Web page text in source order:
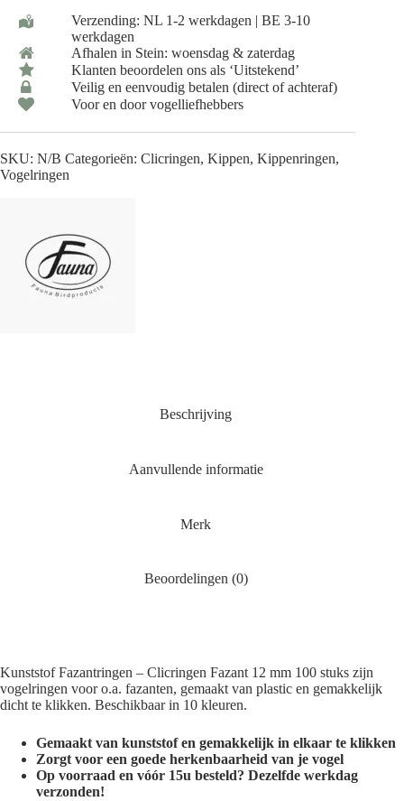
100
stuks
aantal
Verzending: NL 1-2 werkdagen | BE 3-10
werkdagen
Afhalen in Stein: woensdag & zaterdag
Klanten beoordelen ons als ‘Uitstekend’
Veilig en eenvoudig betalen (direct of achteraf)
Voor en door vogelliefhebbers
SKU: N/B Categorieën: Clicringen, Kippen, Kippenringen,
Vogelringen
Beschrijving
Aanvullende informatie
Merk
Beoordelingen (0)
Kunststof Fazantringen – Clicringen Fazant 12 mm 100 stuks zijn
vogelringen voor o.a. fazanten, gemaakt van plastic en gemakkelijk
dicht te klikken. Beschikbaar in 10 kleuren.
Gemaakt van kunststof en gemakkelijk in elkaar te klikken
Zorgt voor een goede herkenbaarheid van je vogel
Op voorraad en vóór 15u besteld? Dezelfde werkdag
verzonden!